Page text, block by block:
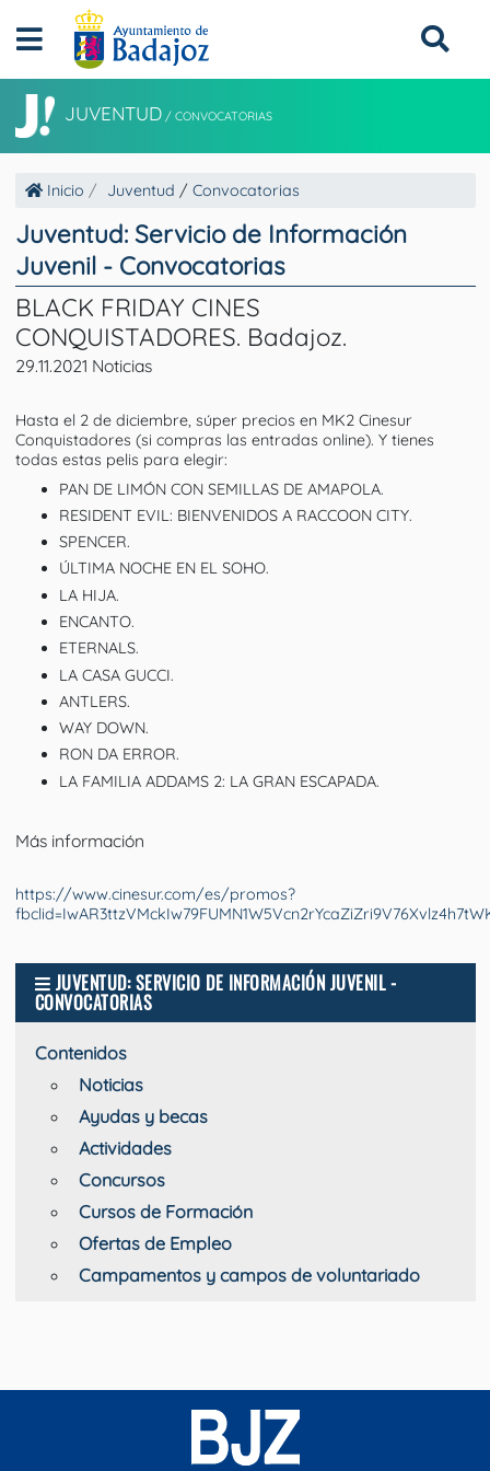
JUVENTUD / CONVOCATORIAS
Inicio Juventud / Convocatorias
Juventud: Servicio de Información
Juvenil - Convocatorias
BLACK FRIDAY CINES
CONQUISTADORES. Badajoz.
29.11.2021 Noticias
Hasta el 2 de diciembre, súper precios en MK2 Cinesur
Conquistadores (si compras las entradas online). Y tienes
todas estas pelis para elegir:
PAN DE LIMÓN CON SEMILLAS DE AMAPOLA.
RESIDENT EVIL: BIENVENIDOS A RACCOON CITY.
SPENCER.
ÚLTIMA NOCHE EN EL SOHO.
LA HIJA.
ENCANTO.
ETERNALS.
LA CASA GUCCI.
ANTLERS.
WAY DOWN.
RON DA ERROR.
LA FAMILIA ADDAMS 2: LA GRAN ESCAPADA.
Más información
https://www.cinesur.com/es/promos?
JUVENTUD: SERVICIO DE INFORMACIÓN JUVENIL -
CONVOCATORIAS
Contenidos
Noticias
Ayudas y becas
Actividades
Concursos
Cursos de Formación
Ofertas de Empleo
Campamentos y campos de voluntariado